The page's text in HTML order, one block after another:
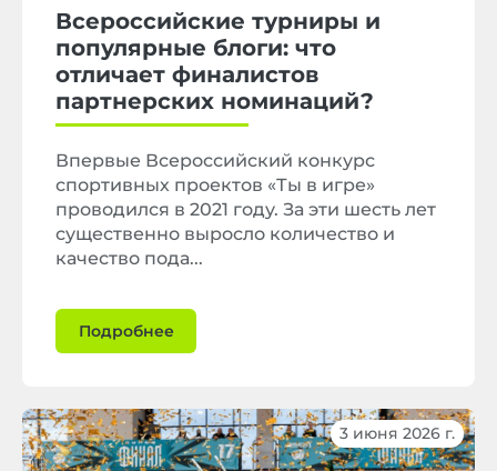
Всероссийские турниры и
популярные блоги: что
отличает финалистов
партнерских номинаций?
Впервые Всероссийский конкурс
спортивных проектов «Ты в игре»
проводился в 2021 году. За эти шесть лет
существенно выросло количество и
качество пода...
Подробнее
3 июня 2026 г.